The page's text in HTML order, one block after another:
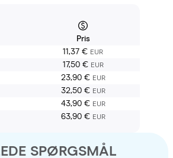
Pris
11,37 € EUR
17,50 € EUR
23,90 € EUR
32,50 € EUR
43,90 € EUR
63,90 € EUR
SPØRGSMÅL